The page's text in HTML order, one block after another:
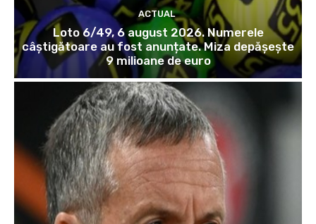
ACTUAL
Loto 6/49, 6 august 2026. Numerele
câștigătoare au fost anunțate. Miza depășește
9 milioane de euro